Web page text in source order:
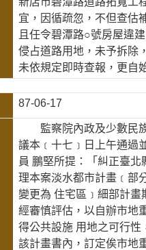
宜，因循疏忽，不但查估
且任令碧潭路○號房屋違
侵占道路用地，未予拆除
未依規定即時查報，更自
87-06-17
監察院內政及少數民
議本﹝十七﹞日上午通過
員 鵬堅所提：「糾正臺北
理本案淡水都市計畫﹝部
變更為 住宅區﹞細部計畫
經審慎評估，以自辦市地
得公共設施 用地之可行性
該計畫書內，訂定俟市地